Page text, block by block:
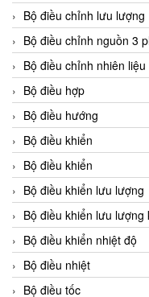
Bộ điều chỉnh lưu lượng
Bộ điều chỉnh nguồn 3
Bộ điều chỉnh nhiên liệu
Bộ điều hợp
Bộ điều hướng
Bộ điều khiển
Bộ điều khiển
Bộ điều khiển lưu lượng
Bộ điều khiển lưu lượng
Bộ điều khiển nhiệt độ
Bộ điều nhiệt
Bộ điều tốc